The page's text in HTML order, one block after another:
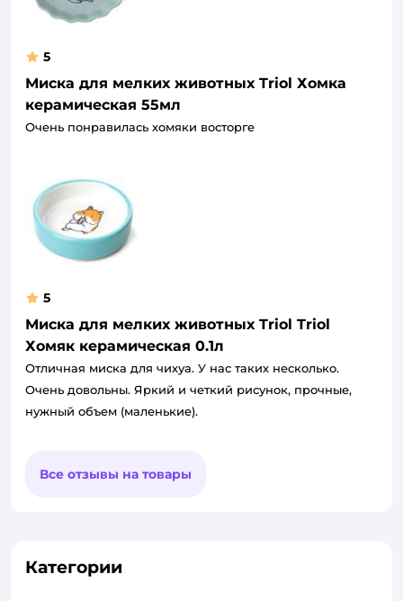
5
Миска для мелких животных Triol Хомка
керамическая 55мл
Очень понравилась хомяки восторге
5
Миска для мелких животных Triol Triol
Хомяк керамическая 0.1л
Отличная миска для чихуа. У нас таких несколько.
Очень довольны. Яркий и четкий рисунок, прочные,
нужный объем (маленькие).
Все отзывы на товары
Категории